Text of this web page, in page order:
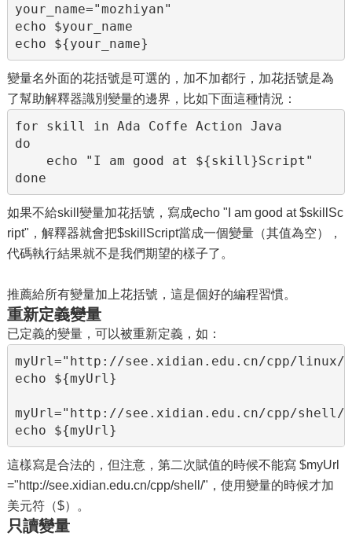
your_name="mozhiyan"
echo $your_name
echo ${your_name}
變量名外面的花括號是可選的，加不加都行，加花括號是為
了幫助解釋器識別變量的邊界，比如下面這種情況：
for skill in Ada Coffe Action Java
do
    echo "I am good at ${skill}Script"
done
如果不給skill變量加花括號，寫成echo "I am good at $skillSc
ript"，解釋器就會把$skillScript當成一個變量（其值為空），
代碼執行結果就不是我們期望的樣子了。
推薦給所有變量加上花括號，這是個好的編程習慣。
重新定義變量
已定義的變量，可以被重新定義，如：
myUrl="http://see.xidian.edu.cn/cpp/linux/
echo ${myUrl}
myUrl="http://see.xidian.edu.cn/cpp/shell/
echo ${myUrl}
這樣寫是合法的，但注意，第二次賦值的時候不能寫 $myUrl
="http://see.xidian.edu.cn/cpp/shell/"，使用變量的時候才加
美元符（$）。
只讀變量